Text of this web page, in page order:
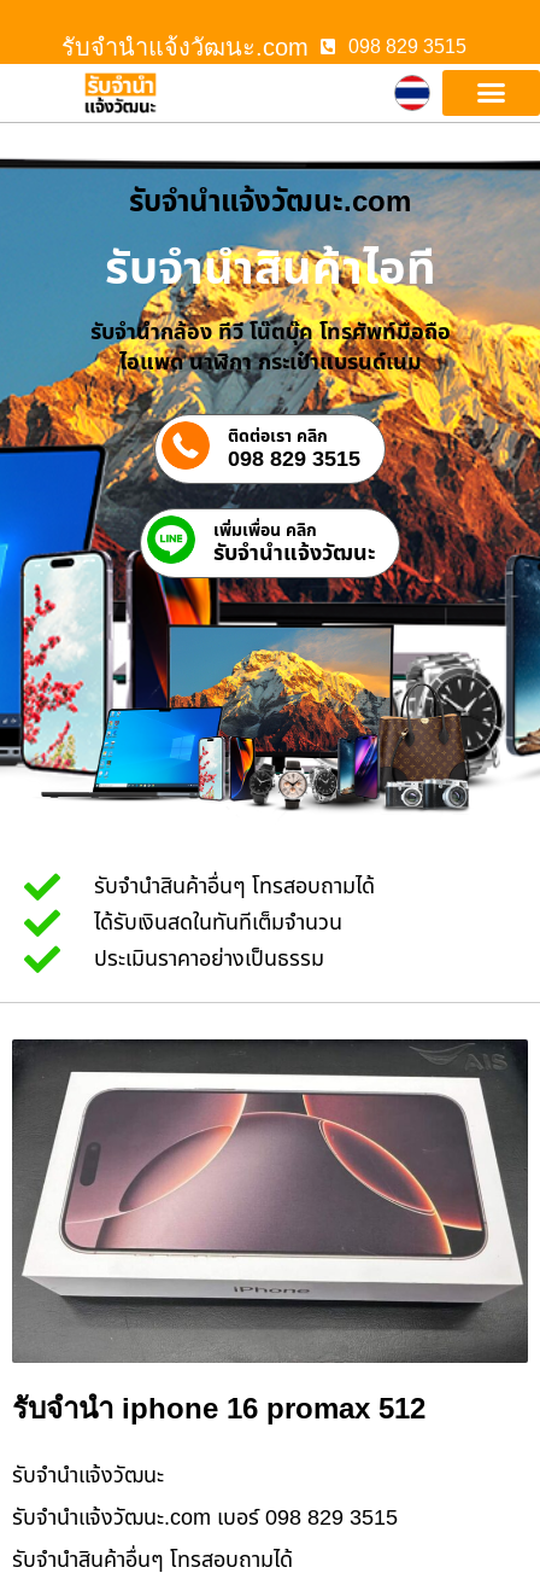
รับจํานําแจ้งวัฒนะ.com 098 829 3515
รับจํานําแจ้งวัฒนะ.com
รับจำนำสินค้าไอที
รับจำนำกล้อง ทีวี โน๊ตบุ๊ค โทรศัพท์มือถือ
ไอแพด นาฬิกา กระเป๋าแบรนด์เนม
ติดต่อเรา คลิก
098 829 3515
เพิ่มเพื่อน คลิก
รับจํานําแจ้งวัฒนะ
รับจำนำสินค้าอื่นๆ โทรสอบถามได้
ได้รับเงินสดในทันทีเต็มจำนวน
ประเมินราคาอย่างเป็นธรรม
รับจำนำ iphone 16 promax 512
รับจํานําแจ้งวัฒนะ
รับจํานําแจ้งวัฒนะ.com เบอร์ 098 829 3515
รับจำนำสินค้าอื่นๆ โทรสอบถามได้